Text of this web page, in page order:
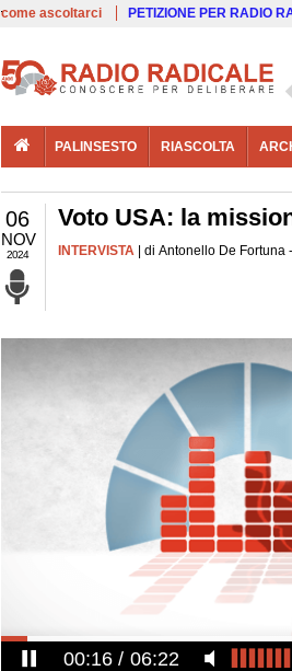
come ascoltarci PETIZIONE PER RADIO
PALINSESTO RIASCOLTA
06
NOV
2024
Voto USA: la
INTERVISTA | di Antonello De
00:17 06:22